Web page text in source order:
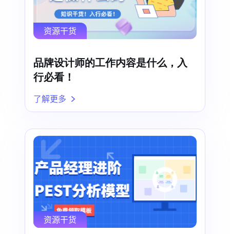
资源干货
品牌设计师的工作内容是什么，入
行必看！
了解更多
资源干货